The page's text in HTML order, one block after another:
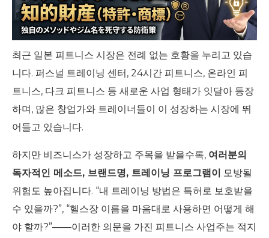
최근 일본 피트니스 시장은 전례 없는 호황을 누리고 있습
니다. 퍼스널 트레이닝 센터, 24시간 피트니스, 온라인 피
트니스, 다크 피트니스 등 새로운 사업 형태가 잇달아 등장
하며, 많은 창업가와 트레이너들이 이 성장하는 시장에 뛰
어들고 있습니다.
하지만 비즈니스가 성장하고 주목을 받을수록, 여러분의
독자적인 메소드, 브랜드명, 트레이닝 프로그램이 모방될
위험도 높아집니다. “내 트레이닝 방법은 특허로 보호받을
수 있을까?”, “헬스장 이름을 마음대로 사용하면 어떻게 해
야 할까?”——이러한 의문을 가진 피트니스 사업주는 적지